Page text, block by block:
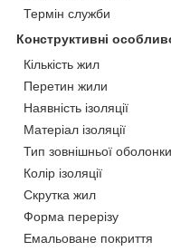
Термін служби
Конструктивні
Кількість жил
Перетин жили
Наявність ізоляції
Матеріал ізоляції
Тип зовнішньої оболонки
Колір ізоляції
Скрутка жил
Форма перерізу
Емальоване покриття